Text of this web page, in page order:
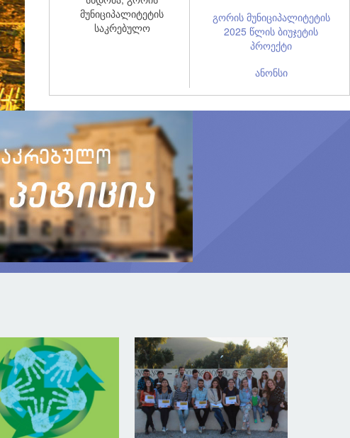
გორის მუნიციპალიტეტის
2025 წლის ბიუჯეტის
პროექტი
ანონსი
მუნიციპალიტეტის
საკრებულო